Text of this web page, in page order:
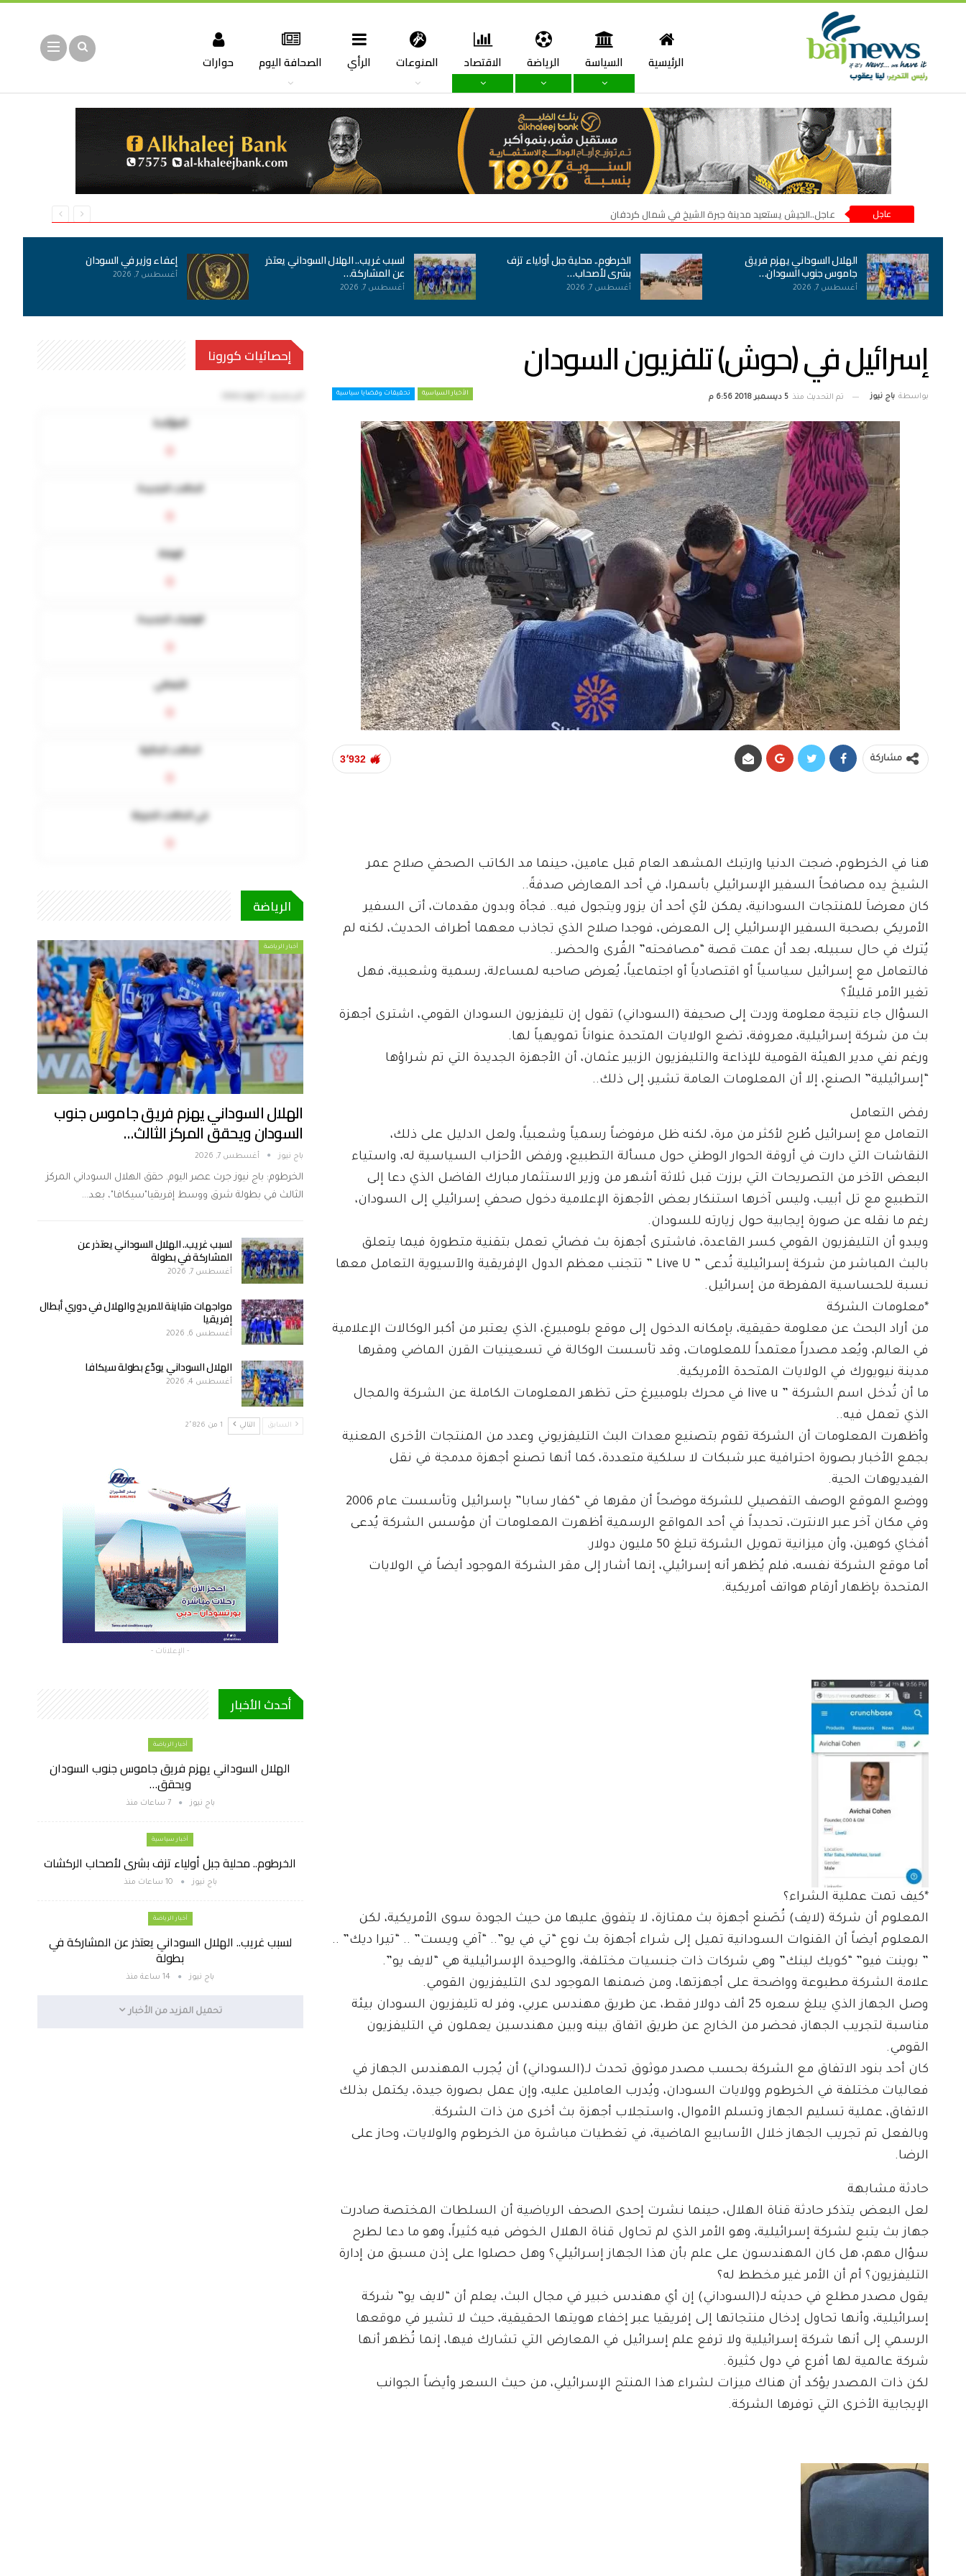
الرئيسية السياسة الرياضة الاقتصاد المنوعات الرأي الصحافة اليوم حوارات
عاجل عاجل..الجيش يستعيد مدينة جبرة الشيخ في شمال كردفان
الهلال السوداني يهزم فريق
جاموس جنوب السودان…
أغسطس 7, 2026
الخرطوم.. محلية جبل أولياء تزف
بشرى لأصحاب…
أغسطس 7, 2026
لسبب غريب.. الهلال السوداني يعتذر
عن المشاركة…
أغسطس 7, 2026
إعفاء وزير في السودان
أغسطس 7, 2026
إسرائيل في (حوش) تلفزيون السودان
الأخبار السياسية تحقيقات وقضايا سياسية بواسطة باج نيوز تم التحديث منذ 5 ديسمبر 2018 6:56 م
3٬932 مشاركة
هنا في الخرطوم، ضجت الدنيا وارتبك المشهد العام قبل عامين، حينما مد الكاتب الصحفي صلاح عمر
الشيخ يده مصافحاً السفير الإسرائيلي بأسمرا، في أحد المعارض صدفةً..
كان معرضاَ للمنتجات السودانية، يمكن لأي أحد أن يزور ويتجول فيه.. فجأة وبدون مقدمات، أتى السفير
الأمريكي بصحبة السفير الإسرائيلي إلى المعرض، فوجدا صلاح الذي تجاذب معهما أطراف الحديث، لكنه لم
يُترك في حال سبيله، بعد أن عمت قصة “مصافحته” القُرى والحضر..
فالتعامل مع إسرائيل سياسياً أو اقتصادياً أو اجتماعياً، يُعرض صاحبه لمساءلة، رسمية وشعبية، فهل
تغير الأمر قليلاً؟
السؤال جاء نتيجة معلومة وردت إلى صحيفة (السوداني) تقول إن تليفزيون السودان القومي، اشترى أجهزة
بث من شركة إسرائيلية، معروفة، تضع الولايات المتحدة عنواناً تمويهياً لها.
ورغم نفي مدير الهيئة القومية للإذاعة والتليفزيون الزبير عثمان، أن الأجهزة الجديدة التي تم شراؤها
“إسرائيلية” الصنع، إلا أن المعلومات العامة تشير، إلى ذلك..
رفض التعامل
التعامل مع إسرائيل طُرح لأكثر من مرة، لكنه ظل مرفوضاً رسمياً وشعبياً، ولعل الدليل على ذلك،
النقاشات التي دارت في أروقة الحوار الوطني حول مسألة التطبيع، ورفض الأحزاب السياسية له، واستياء
البعض الآخر من التصريحات التي برزت قبل ثلاثة أشهر من وزير الاستثمار مبارك الفاضل الذي دعا إلى
التطبيع مع تل أبيب، وليس آخرها استنكار بعض الأجهزة الإعلامية دخول صحفي إسرائيلي إلى السودان،
رغم ما نقله عن صورة إيجابية حول زيارته للسودان.
ويبدو أن التليفزيون القومي كسر القاعدة، فاشترى أجهزة بث فضائي تعمل بتقنية متطورة فيما يتعلق
بالبث المباشر من شركة إسرائيلية تُدعى ” Live U ” تتجنب معظم الدول الإفريقية والآسيوية التعامل معها
نسبة للحساسية المفرطة من إسرائيل.
*معلومات الشركة
من أراد البحث عن معلومة حقيقية، بإمكانه الدخول إلى موقع بلومبيرغ، الذي يعتبر من أكبر الوكالات الإعلامية
في العالم، ويُعد مصدراً معتمداً للمعلومات، وقد تأسست الوكالة في تسعينيات القرن الماضي ومقرها
مدينة نيويورك في الولايات المتحدة الأمريكية.
ما أن تُدخل اسم الشركة ” live u في محرك بلومبيرغ حتى تظهر المعلومات الكاملة عن الشركة والمجال
الذي تعمل فيه..
وأظهرت المعلومات أن الشركة تقوم بتصنيع معدات البث التليفزيوني وعدد من المنتجات الأخرى المعنية
بجمع الأخبار بصورة احترافية عبر شبكات لا سلكية متعددة، كما أنها تصنع أجهزة مدمجة في نقل
الفيديوهات الحية.
ووضع الموقع الوصف التفصيلي للشركة موضحاً أن مقرها في “كفار سابا” بإسرائيل وتأسست عام 2006
وفي مكان آخر عبر الانترت، تحديداً في أحد المواقع الرسمية أظهرت المعلومات أن مؤسس الشركة يُدعى
أفخاي كوهين، وأن ميزانية تمويل الشركة تبلغ 50 مليون دولار.
أما موقع الشركة نفسه، فلم يُظهر أنه إسرائيلي، إنما أشار إلى مقر الشركة الموجود أيضاً في الولايات
المتحدة بإظهار أرقام هواتف أمريكية.
*كيف تمت عملية الشراء؟
المعلوم أن شركة (لايف) تُصَنع أجهزة بث ممتازة، لا يتفوق عليها من حيث الجودة سوى الأمريكية، لكن
المعلوم أيضاً أن القنوات السودانية تميل إلى شراء أجهزة بث نوع “تي في يو”.. “آفي ويست” .. “تيرا ديك” ..
” بوينت فيو” “كويك لينك” وهي شركات ذات جنسيات مختلفة، والوحيدة الإسرائيلية هي “لايف يو”.
علامة الشركة مطبوعة وواضحة على أجهزتها، ومن ضمنها الموجود لدى التليفزيون القومي.
وصل الجهاز الذي يبلغ سعره 25 ألف دولار فقط، عن طريق مهندس عربي، وفر له تليفزيون السودان بيئة
مناسبة لتجريب الجهاز، فحضر من الخارج عن طريق اتفاق بينه وبين مهندسين يعملون في التليفزيون
القومي.
كان أحد بنود الاتفاق مع الشركة بحسب مصدر موثوق تحدث لـ(السوداني) أن يُجرب المهندس الجهاز في
فعاليات مختلفة في الخرطوم وولايات السودان، ويُدرب العاملين عليه، وإن عمل بصورة جيدة، يكتمل بذلك
الاتفاق، عملية تسليم الجهاز وتسلم الأموال، واستجلاب أجهزة بث أخرى من ذات الشركة.
وبالفعل تم تجريب الجهاز خلال الأسابيع الماضية، في تغطيات مباشرة من الخرطوم والولايات، وحاز على
الرضا.
حادثة مشابهة
لعل البعض يتذكر حادثة قناة الهلال، حينما نشرت إحدى الصحف الرياضية أن السلطات المختصة صادرت
جهاز بث يتبع لشركة إسرائيلية، وهو الأمر الذي لم تحاول قناة الهلال الخوض فيه كثيراً، وهو ما دعا لطرح
سؤال مهم، هل كان المهندسون على علم بأن هذا الجهاز إسرائيلي؟ وهل حصلوا على إذن مسبق من إدارة
التليفزيون؟ أم أن الأمر غير مخطط له؟
يقول مصدر مطلع في حديثه لـ(السوداني) إن أي مهندس خبير في مجال البث، يعلم أن “لايف يو” شركة
إسرائيلية، وأنها تحاول إدخال منتجاتها إلى إفريقيا عبر إخفاء هويتها الحقيقية، حيث لا تشير في موقعها
الرسمي إلى أنها شركة إسرائيلية ولا ترفع علم إسرائيل في المعارض التي تشارك فيها، إنما تُظهر أنها
شركة عالمية لها أفرع في دول كثيرة.
لكن ذات المصدر يؤكد أن هناك ميزات لشراء هذا المنتج الإسرائيلي، من حيث السعر وأيضاً الجوانب
الإيجابية الأخرى التي توفرها الشركة.
إحصائيات كورونا
التعافي
في الحالات الحرجة
الرياضة
أخبار الرياضة
الهلال السوداني يهزم فريق جاموس جنوب
السودان ويحقق المركز الثالث…
باج نيوز أغسطس 7, 2026
الخرطوم: باج نيوز جرت عصر اليوم. حقق الهلال السوداني المركز
الثالث في بطولة شرق ووسط إفريقيا"سيكافا"، بعد…
لسبب غريب.. الهلال السوداني يعتذر عن
المشاركة في بطولة
أغسطس 7, 2026
مواجهات متباينة للمريخ والهلال في دوري أبطال
إفريقيا
أغسطس 6, 2026
الهلال السوداني يودّع بطولة سيكافا
أغسطس 4, 2026
السابق التالي 1 من 2٬826
- الإعلانات -
أحدث الأخبار
أخبار الرياضة
الهلال السوداني يهزم فريق جاموس جنوب السودان
ويحقق…
باج نيوز 7 ساعات منذ
أخبار سياسية
الخرطوم.. محلية جبل أولياء تزف بشرى لأصحاب الركشات
باج نيوز 10 ساعات منذ
أخبار الرياضة
لسبب غريب.. الهلال السوداني يعتذر عن المشاركة في
بطولة
باج نيوز 14 ساعة منذ
تحميل المزيد من الأخبار